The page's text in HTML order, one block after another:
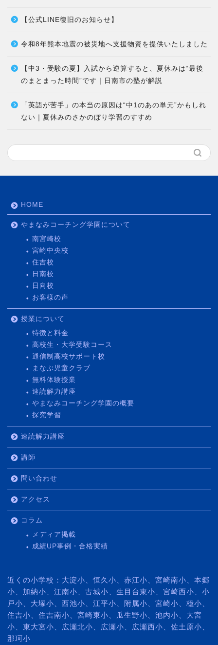
【公式LINE復旧のお知らせ】
令和8年熊本地震の被災地へ支援物資を提供いたしました
【中3・受験の夏】入試から逆算すると、夏休みは“最後
のまとまった時間”です｜日南市の塾が解説
「英語が苦手」の本当の原因は“中1のあの単元”かもしれ
ない｜夏休みのさかのぼり学習のすすめ
HOME
やまなみコーチング学園について
南宮崎校
宮崎中央校
住吉校
日南校
日向校
お客様の声
授業について
特徴と料金
高校生・大学受験コース
通信制高校サポート校
まなぶ児童クラブ
無料体験授業
速読解力講座
やまなみコーチング学園の概要
探究学習
速読解力講座
講師
問い合わせ
アクセス
コラム
メディア掲載
成績UP事例・合格実績
近くの小学校：大淀小、恒久小、赤江小、宮崎南小、本郷
小、加納小、江南小、古城小、生目台東小、宮崎西小、小
戸小、大塚小、西池小、江平小、附属小、宮崎小、檍小、
住吉小、住吉南小、宮崎東小、瓜生野小、池内小、大宮
小、東大宮小、広瀬北小、広瀬小、広瀬西小、佐土原小、
那珂小